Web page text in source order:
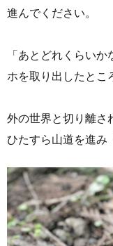
進んでください。
「あとどれくらい
ホを取り出したとこ
外の世界と切り離さ
ひたすら山道を進み